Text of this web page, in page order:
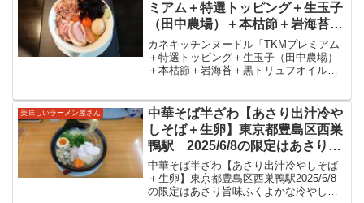
ミアム＋特選トッピング＋生玉子
（田中農場）＋本枯節＋岩海苔＋
黒トリュフオイル」＠東京都豊島
区東長崎駅 水曜日の特別営業メ
ニュー。生卵と醤油タレと太麺の
きました。
カネキッチンヌードル「TKMプレミアム
＋特選トッピング＋生玉子（田中農場）
＋本枯節＋岩海苔＋黒トリュフオイル」
味しいたまごかけめんをいただきまし
た。カネキッチンヌードル...
美味しいラーメン屋さん
中華そば半ざわ【あさり出汁冷や
しそば＋生卵】東京都豊島区西巣
鴨駅 2025/6/8の限定はあさり旨
味ふくよかな冷やし麺
中華そば半ざわ【あさり出汁冷やしそば
＋生卵】東京都豊島区西巣鴨駅2025/6/8
の限定はあさり旨味ふくよかな冷やし麺